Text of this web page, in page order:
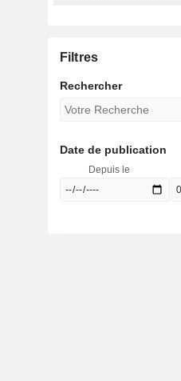
Filtres
Rechercher
Date de publication
Depuis le